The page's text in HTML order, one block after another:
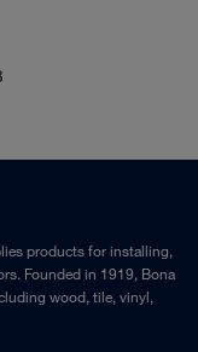
products for installing,
Founded in 1919, Bona
wood, tile, vinyl,